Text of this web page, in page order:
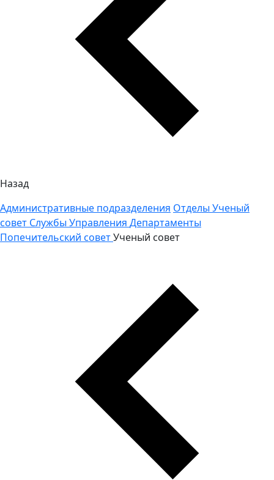
Назад
Административные подразделения Отделы Ученый
совет Службы Управления Департаменты
Попечительский советУченый совет